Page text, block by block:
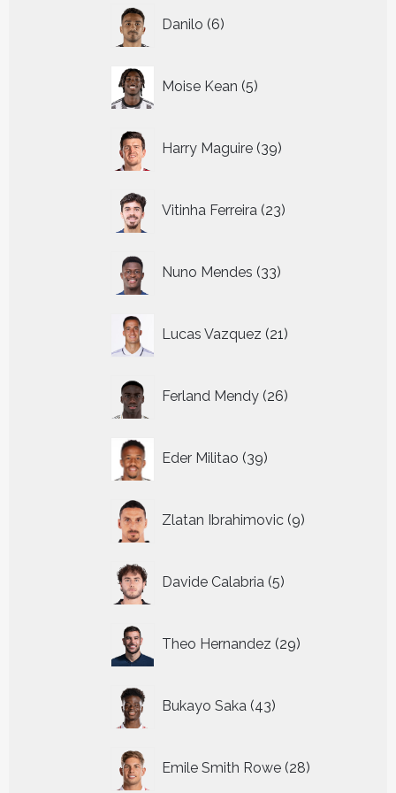
Danilo 6
producten
Moise Kean 5
producten
Harry Maguire 39
producten
Vitinha Ferreira 23
producten
Nuno Mendes 33
producten
Lucas Vazquez 21
producten
Ferland Mendy 26
producten
Eder Militao 39
producten
Zlatan Ibrahimovic 9
producten
Davide Calabria 5
producten
Theo Hernandez 29
producten
Bukayo Saka 43
producten
Emile Smith Rowe 28
producten